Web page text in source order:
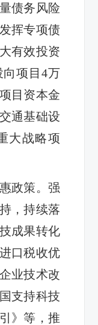
债务风险
挥专项债
有效投资
向项目4万
目资本金
通基础设
大战略项
政策。强
，持续落
成果转化
口税收优
业技术改
支持科技
》等，推